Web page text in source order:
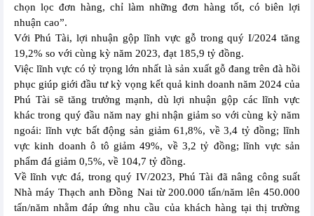
chọn lọc đơn hàng, chỉ làm những đơn hàng tốt, có biên lợi
nhuận cao”.
Với Phú Tài, lợi nhuận gộp lĩnh vực gỗ trong quý I/2024 tăng
19,2% so với cùng kỳ năm 2023, đạt 185,9 tỷ đồng.
Việc lĩnh vực có tỷ trọng lớn nhất là sản xuất gỗ đang trên đà hồi
phục giúp giới đầu tư kỳ vọng kết quả kinh doanh năm 2024 của
Phú Tài sẽ tăng trưởng mạnh, dù lợi nhuận gộp các lĩnh vực
khác trong quý đầu năm nay ghi nhận giảm so với cùng kỳ năm
ngoái: lĩnh vực bất động sản giảm 61,8%, về 3,4 tỷ đồng; lĩnh
vực kinh doanh ô tô giảm 49%, về 3,2 tỷ đồng; lĩnh vực sản
phẩm đá giảm 0,5%, về 104,7 tỷ đồng.
Về lĩnh vực đá, trong quý IV/2023, Phú Tài đã nâng công suất
Nhà máy Thạch anh Đồng Nai từ 200.000 tấn/năm lên 450.000
tấn/năm nhằm đáp ứng nhu cầu của khách hàng tại thị trường